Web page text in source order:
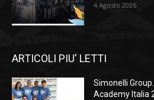
4 Agosto 2026
ARTICOLI PIU' LETTI
Simonelli
Academy Italia